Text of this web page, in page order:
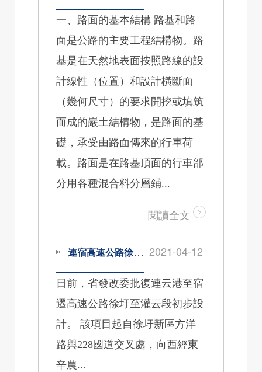
一、路面的基本結構 路基和路
面是公路的主要工程結構物。路
基是在天然地表面按照路線的設
計線性（位置）和設計橫斷面
（幾何尺寸）的要求開挖或填筑
而成的巖土結構物，是路面的基
礎，承受由路面傳來的行車荷
載。路面是在路基頂面的行車部
分用各種混合料分層鋪...
閱讀全文
2021-04-12
連宿高速公路徐圩至灌云段初步設計獲批
日前，省發改委批復連云港至宿
遷高速公路徐圩至灌云段初步設
計。 該項目起自徐圩新區方洋
路與228國道交叉處，向西經東
辛農...